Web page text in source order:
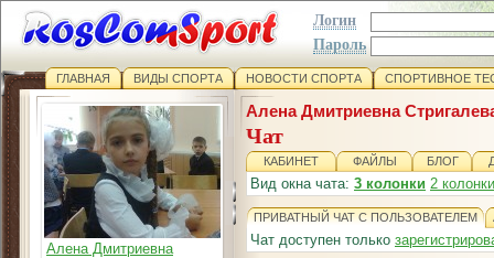
Логин
Пароль
ГЛАВНАЯ ВИДЫ СПОРТА НОВОСТИ СПОРТА СПОРТИВНОЕ
Алена Дмитриевна
Алена Дмитриевна
Чат
КАБИНЕТ ФАЙЛЫ БЛОГ
Вид окна чата: 3 колонки 2 колонки
ПРИВАТНЫЙ ЧАТ С ПОЛЬЗОВАТЕЛЕМ
Чат доступен только